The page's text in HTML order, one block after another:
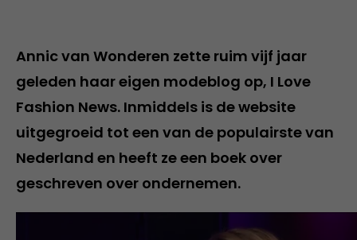
Annic van Wonderen zette ruim vijf jaar
geleden haar eigen modeblog op, I Love
Fashion News. Inmiddels is de website
uitgegroeid tot een van de populairste van
Nederland en heeft ze een boek over
geschreven over ondernemen.